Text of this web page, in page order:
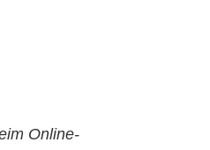
Online-